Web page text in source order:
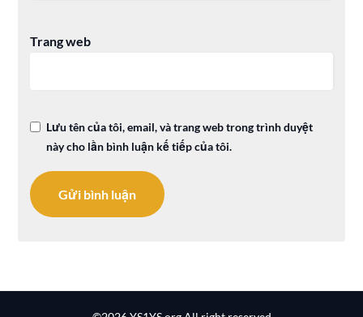
Trang web
Lưu tên của tôi, email, và trang web trong trình duyệt
này cho lần bình luận kế tiếp của tôi.